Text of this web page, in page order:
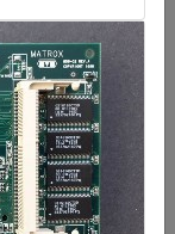
Automatic